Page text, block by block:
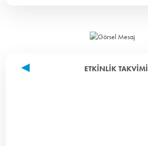
ETKINLIK TAKVIMI